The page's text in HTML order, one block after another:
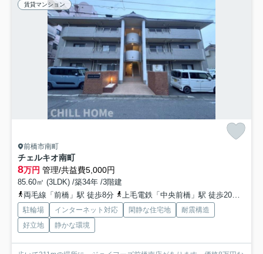
賃貸マンション
前橋市南町
チェルキオ南町
8万円 管理/共益費5,000円
85.60㎡ (3LDK) /築34年 /3階建
両毛線「前橋」駅 徒歩8分
上毛電鉄「中央前橋」駅 徒歩20分
駐輪場 インターネット対応 閑静な住宅地
耐震構造
好立地
静かな環境